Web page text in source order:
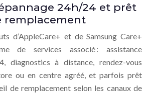
24h/24 et prêt
remplacement
d’AppleCare+ et de Samsung Care+
de services associé : assistance
diagnostics à distance, rendez-vous
ou en centre agréé, et parfois prêt
de remplacement selon les canaux de